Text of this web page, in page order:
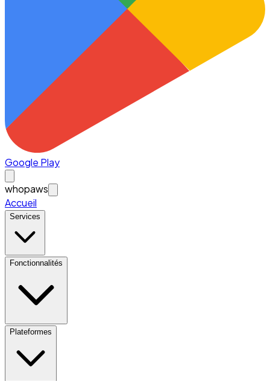
Google Play
whopaws
Accueil
Services
Fonctionnalités
Plateformes